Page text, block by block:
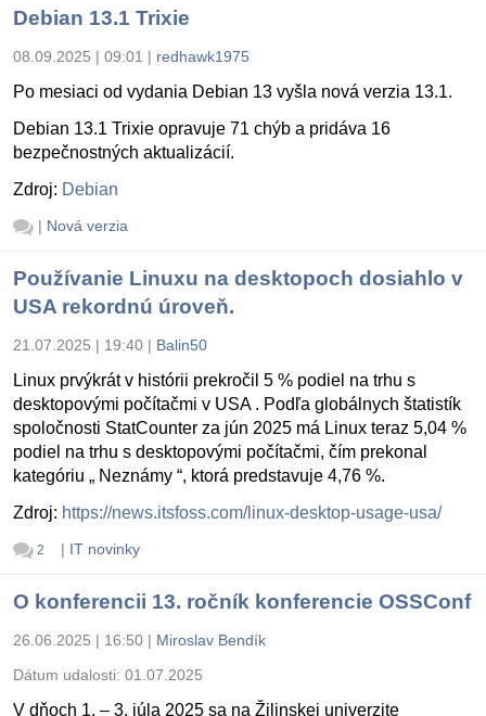
Debian 13.1 Trixie
08.09.2025 | 09:01 | redhawk1975
Po mesiaci od vydania Debian 13 vyšla nová verzia 13.1.
Debian 13.1 Trixie opravuje 71 chýb a pridáva 16
bezpečnostných aktualizácií.
Zdroj: Debian
| Nová verzia
Používanie Linuxu na desktopoch dosiahlo v
USA rekordnú úroveň.
21.07.2025 | 19:40 | Balin50
Linux prvýkrát v histórii prekročil 5 % podiel na trhu s
desktopovými počítačmi v USA . Podľa globálnych štatistík
spoločnosti StatCounter za jún 2025 má Linux teraz 5,04 %
podiel na trhu s desktopovými počítačmi, čím prekonal
kategóriu „ Neznámy “, ktorá predstavuje 4,76 %.
Zdroj: https://news.itsfoss.com/linux-desktop-usage-usa/
2 | IT novinky
O konferencii 13. ročník konferencie OSSConf
26.06.2025 | 16:50 | Miroslav Bendík
Dátum udalosti: 01.07.2025
V dňoch 1. – 3. júla 2025 sa na Žilinskej univerzite